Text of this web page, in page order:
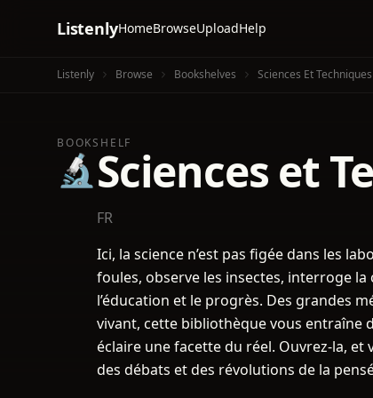
ListenlyHomeBrowseUploadHelp
Listenly Browse Bookshelves Sciences Et Techniques
BOOKSHELF
🔬 Sciences et
FR
Ici, la science n’est pas figée dans les
foules, observe les insectes, interroge
l’éducation et le progrès. Des grandes
vivant, cette bibliothèque vous entraîne
éclaire une facette du réel. Ouvrez-la,
des débats et des révolutions de la